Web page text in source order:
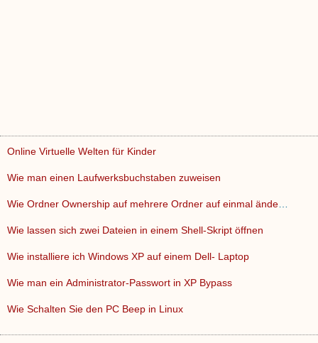
Online Virtuelle Welten für Kinder
Wie man einen Laufwerksbuchstaben zuweisen
Wie lassen sich zwei Dateien in einem Shell-Skript öffnen
Wie installiere ich Windows XP auf einem Dell- Laptop
Wie man ein Administrator-Passwort in XP Bypass
Wie Schalten Sie den PC Beep in Linux